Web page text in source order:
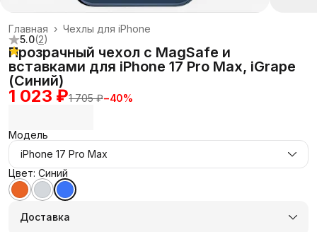
Чехлы для iPhone
Главная ›
5.0(2)
Прозрачный чехол с MagSafe и
вставками для iPhone 17 Pro Max, iGrape
(Синий)
1 023 ₽1 705 ₽−40%
Модель
iPhone 17 Pro Max
Цвет: Синий
Доставка